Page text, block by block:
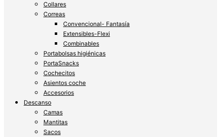
Collares
Correas
Convencional- Fantasía
Extensibles-Flexi
Combinables
Portabolsas higiénicas
PortaSnacks
Cochecitos
Asientos coche
Accesorios
Descanso
Camas
Mantitas
Sacos